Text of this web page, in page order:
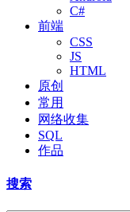
C#
前端
CSS
JS
HTML
原创
常用
网络收集
SQL
作品
搜索